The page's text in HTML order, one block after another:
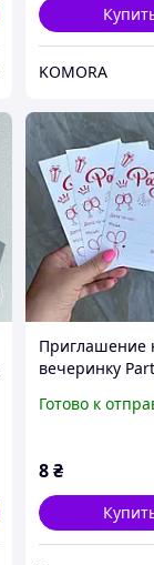
KOMORA
Приглашение
вечеринку
15 см
Готово к
8₴